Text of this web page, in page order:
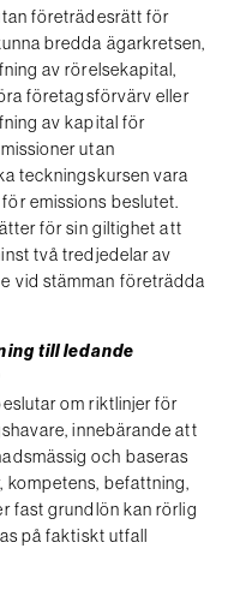
företrädesrätt för
bredda ägarkretsen,
av rörelsekapital,
företagsförvärv eller
av kapital för
utan
teckningskursen vara
emissions beslutet.
för sin giltighet att
två tredjedelar av
vid stämman företrädda
till ledande
om riktlinjer för
innebärande att
och baseras
befattning,
fast grundlön kan rörlig
på faktiskt utfall